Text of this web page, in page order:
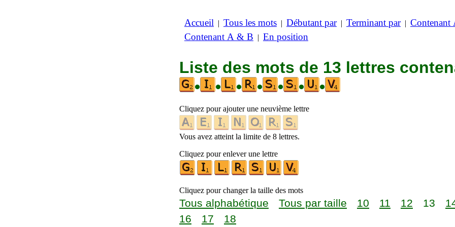
Accueil | Tous les mots | Débutant par| Terminant par| Contenant
Contenant A & B | En position
Liste des mots de 13 lettres
•
• • • • • •
Cliquez pour ajouter une neuvième lettre
Vous avez atteint la limite de 8 lettres.
Cliquez pour enlever une lettre
Cliquez pour changer la taille des mots
Tous alphabétique Tous par taille 10 11 12 13
16
17 18